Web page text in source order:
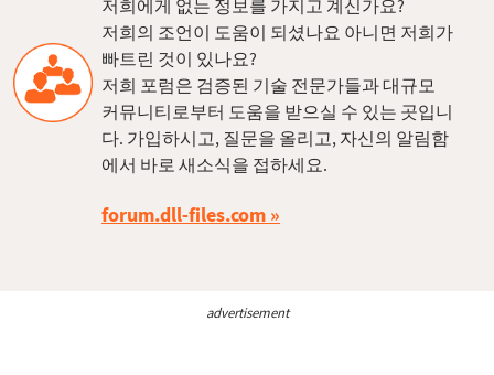
저희에게 없는 정보를 가지고 계신가요?
저희의 조언이 도움이 되셨나요 아니면 저희가
빠트린 것이 있나요?
저희 포럼은 검증된 기술 전문가들과 대규모
커뮤니티로부터 도움을 받으실 수 있는 곳입니
다. 가입하시고, 질문을 올리고, 자신의 알림함
에서 바로 새소식을 접하세요.
forum.dll-files.com
advertisement